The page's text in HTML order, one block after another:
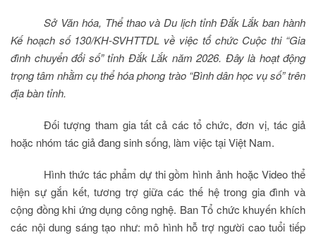
Sở Văn hóa, Thể thao và Du lịch tỉnh Đắk Lắk ban hành
Kế hoạch số 130/KH-SVHTTDL về việc tổ chức Cuộc thi “Gia
đình chuyển đổi số” tỉnh Đắk Lắk năm 2026. Đây là hoạt động
trọng tâm nhằm cụ thể hóa phong trào “Bình dân học vụ số” trên
địa bàn tỉnh.
Đối tượng tham gia tất cả các tổ chức, đơn vị, tác giả
hoặc nhóm tác giả đang sinh sống, làm việc tại Việt Nam.
Hình thức tác phẩm dự thi gồm hình ảnh hoặc Video thể
hiện sự gắn kết, tương trợ giữa các thế hệ trong gia đình và
cộng đồng khi ứng dụng công nghệ. Ban Tổ chức khuyến khích
các nội dung sáng tạo như: mô hình hỗ trợ người cao tuổi tiếp